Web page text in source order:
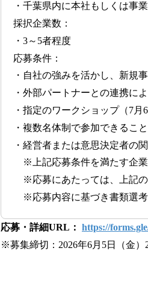
・千葉県内に本社もしくは事
採択企業数：
・3～5者程度
応募条件：
・自社の強みを活かし、新規
・外部パートナーとの連携に
・指定のワークショップ（7
・複数名体制で参加できること
・経営者または意思決定者の
※上記応募条件を満たす企業
※応募にあたっては、上記の
※応募内容に基づき書類選考
応募・詳細URL： https://
※募集締切：2026年6月5日（金）